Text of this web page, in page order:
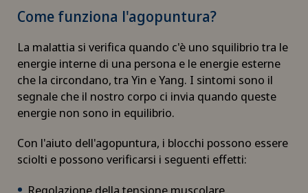
Artrosi dell'articolazione della spalla
Artrosi della caviglia
Artrosi dell’anca
Babymoon presso Swiss Medical Network
Come funziona l'agopuntura?
La malattia si verifica quando c'è uno squilibrio tra le
energie interne di una persona e le energie esterne
che la circondano, tra Yin e Yang. I sintomi sono il
segnale che il nostro corpo ci invia quando queste
energie non sono in equilibrio.
Con l'aiuto dell'agopuntura, i blocchi possono essere
sciolti e possono verificarsi i seguenti effetti:
Regolazione della tensione muscolare